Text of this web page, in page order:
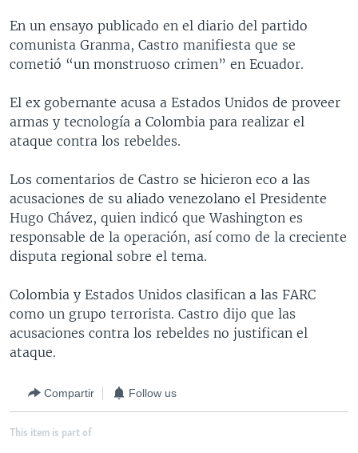
CHILE
PERÚ
VENEZUELA
BRASIL
EL SALVADOR
GUATEMALA
NICARAGUA
INMIGRACIÓN
LIBERTAD DE PRENSA
ECONOMÍA
ENTRETENIMIENTO Y CULTURA
DEPORTES
CIENCIA Y SALUD
ESPECIALES DE LA VOA
LIBERTAD DE PRENSA
MULTIMEDIA
VIDEOS
AUDIOS
PROGRAMAS TV
FORO INTERAMERICANO
VISIÓN 360
LAS CLAVES
AVANCE INFORMATIVO
AUDIONOTICIAS
BUENOS DÍAS AMÉRICA
EL MUNDO AL DÍA [RADIO]
FORO [RADIO]
NOTA ECONÓMICA
ENTRETENIMIENTO
DIRECT
DOCUMENTALES DE LA VOA
Learning English
SÍGANOS
Idiomas
En un ensayo publicado en el diario del partido
comunista Granma, Castro manifiesta que se
cometió “un monstruoso crimen” en Ecuador.
El ex gobernante acusa a Estados Unidos de proveer
armas y tecnología a Colombia para realizar el
ataque contra los rebeldes.
Los comentarios de Castro se hicieron eco a las
acusaciones de su aliado venezolano el Presidente
Hugo Chávez, quien indicó que Washington es
responsable de la operación, así como de la creciente
disputa regional sobre el tema.
Colombia y Estados Unidos clasifican a las FARC
como un grupo terrorista. Castro dijo que las
acusaciones contra los rebeldes no justifican el
ataque.
Compartir Follow us
This item is part of